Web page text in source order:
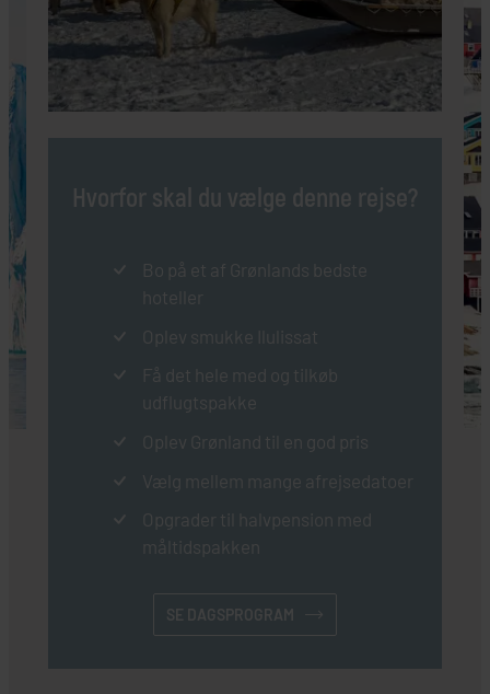
Hvorfor skal du vælge denne rejse?
Bo på et af Grønlands bedste
hoteller
Oplev smukke Ilulissat
Få det hele med og tilkøb
udflugtspakke
Oplev Grønland til en god pris
Vælg mellem mange afrejsedatoer
Opgrader til halvpension med
måltidspakken
SE DAGSPROGRAM